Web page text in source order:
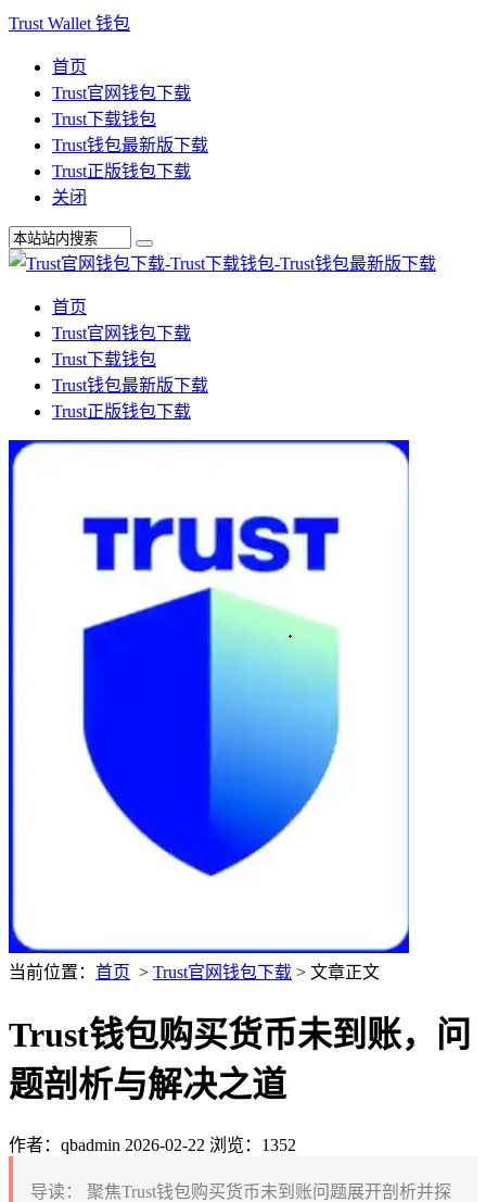
Trust Wallet 钱包
首页
Trust官网钱包下载
Trust下载钱包
Trust钱包最新版下载
Trust正版钱包下载
关闭
首页
Trust官网钱包下载
Trust下载钱包
Trust钱包最新版下载
Trust正版钱包下载
当前位置： 首页 > Trust官网钱包下载 > 文章正文
Trust钱包购买货币未到账，问
题剖析与解决之道
作者：qbadmin 2026-02-22 浏览：1352
导读：
聚焦Trust钱包购买货币未到账问题展开剖析并探